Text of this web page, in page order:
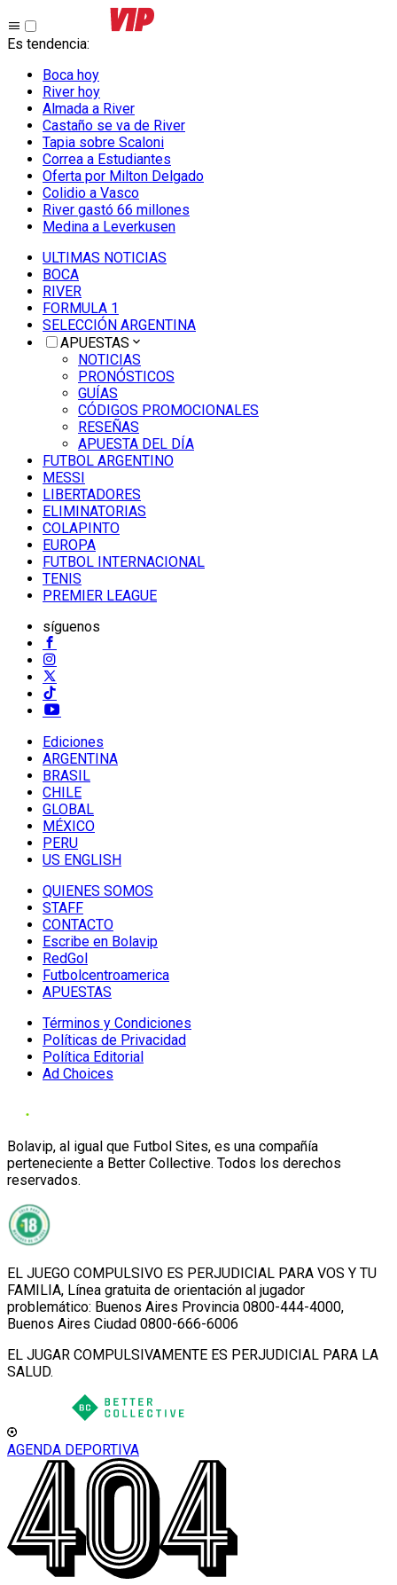
Es tendencia:
Boca hoy
River hoy
Almada a River
Castaño se va de River
Tapia sobre Scaloni
Correa a Estudiantes
Oferta por Milton Delgado
Colidio a Vasco
River gastó 66 millones
Medina a Leverkusen
ULTIMAS NOTICIAS
BOCA
RIVER
FORMULA 1
SELECCIÓN ARGENTINA
APUESTAS
NOTICIAS
PRONÓSTICOS
GUÍAS
CÓDIGOS PROMOCIONALES
RESEÑAS
APUESTA DEL DÍA
FUTBOL ARGENTINO
MESSI
LIBERTADORES
ELIMINATORIAS
COLAPINTO
EUROPA
FUTBOL INTERNACIONAL
TENIS
PREMIER LEAGUE
síguenos
Ediciones
ARGENTINA
BRASIL
CHILE
GLOBAL
MÉXICO
PERU
US ENGLISH
QUIENES SOMOS
STAFF
CONTACTO
Escribe en Bolavip
RedGol
Futbolcentroamerica
APUESTAS
Términos y Condiciones
Políticas de Privacidad
Política Editorial
Ad Choices
Bolavip, al igual que Futbol Sites, es una compañía
perteneciente a Better Collective. Todos los derechos
reservados.
EL JUEGO COMPULSIVO ES PERJUDICIAL PARA VOS Y TU
FAMILIA, Línea gratuita de orientación al jugador
problemático: Buenos Aires Provincia 0800-444-4000,
Buenos Aires Ciudad 0800-666-6006
EL JUGAR COMPULSIVAMENTE ES PERJUDICIAL PARA LA
SALUD.
AGENDA DEPORTIVA